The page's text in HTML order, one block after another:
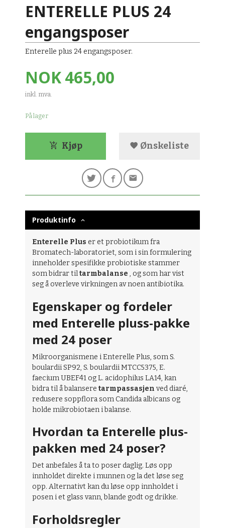
ENTERELLE PLUS 24
engangsposer
Enterelle plus 24 engangsposer.
Pris
NOK465,00
inkl. mva.
På lager
Kjøp Ønskeliste
Produktinfo
Enterelle Plus er et probiotikum fra
Bromatech-laboratoriet, som i sin formulering
inneholder spesifikke probiotiske stammer
som bidrar til tarmbalanse , og som har vist
seg å overleve virkningen av noen antibiotika.
Egenskaper og fordeler
med Enterelle pluss-pakke
med 24 poser
Mikroorganismene i Enterelle Plus, som S.
boulardii SP92, S. boulardii MTCC5375, E.
faecium UBEF41 og L. acidophilus LA14, kan
bidra til å balansere tarmpassasjen ved diaré,
redusere soppflora som Candida albicans og
holde mikrobiotaen i balanse.
Hvordan ta Enterelle plus-
pakken med 24 poser?
Det anbefales å ta to poser daglig. Løs opp
innholdet direkte i munnen og la det løse seg
opp. Alternativt kan du løse opp innholdet i
posen i et glass vann, blande godt og drikke.
Forholdsregler